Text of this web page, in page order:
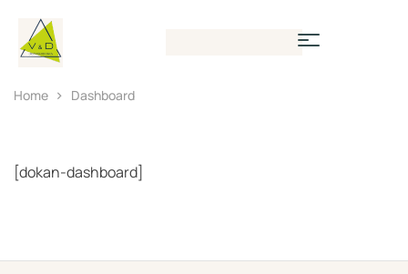
Home Dashboard
[dokan-dashboard]